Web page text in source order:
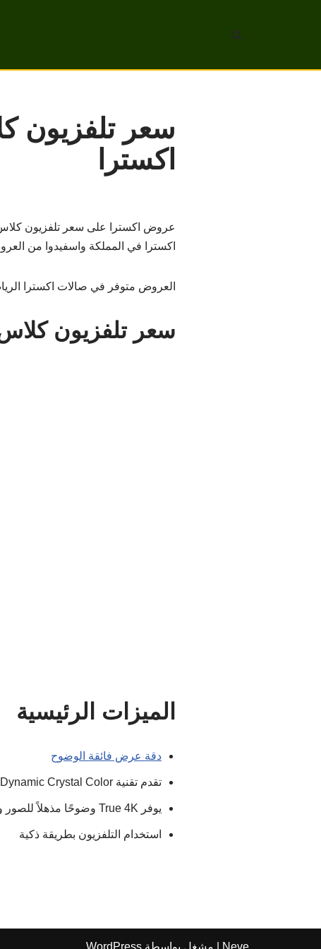
اكسترا
اكسترا في المملكة واسفيدوا من
العروض متوفر في صالات اكسترا
سعر تلفزيون كلاس برو 65 بوصة في
الميزات الرئيسية
دقة عرض فائقة الوضوح
تقدم تقنية Color Dynamic Crystal Color درجات ألوان واقعية
يوفر True 4K وضوحًا مذهلاً للصور والألوان
استخدام التلفزيون بطريقة ذكية
Neve | مشغل بواسطة WordPress